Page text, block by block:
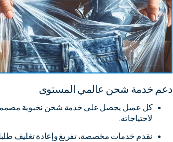
دعم خدمة شحن عالمي المستوى
كل عميل يحصل على خدمة شحن نخبوية
لاحتياجاته.
نقدم خدمات مخصصة، تفريغ وإعادة تغليف